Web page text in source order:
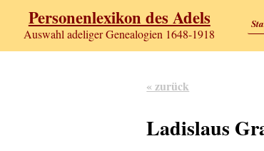
Personenlexikon des Adels
Auswahl adeliger Genealogien 1648-1918
« zurück
Ladislaus